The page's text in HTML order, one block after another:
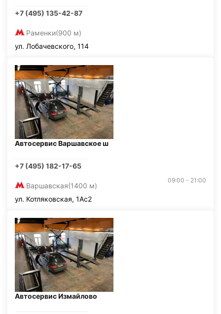
+7 (495) 135-42-87
Раменки(900 м)
ул. Лобачевского, 114
Автосервис Варшавское ш
+7 (495) 182-17-65
Варшавская(1400 м)
09:00 - 21:00
ул. Котляковская, 1Ас2
Автосервис Измайлово